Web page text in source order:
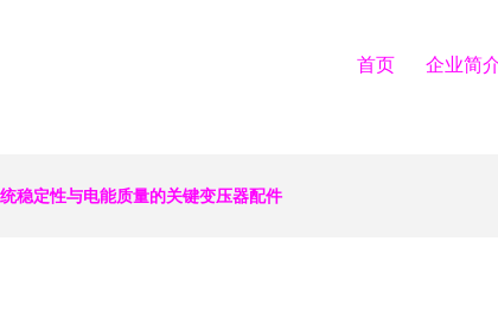
首页 企业简
稳定性与电能质量的关键变压器配件